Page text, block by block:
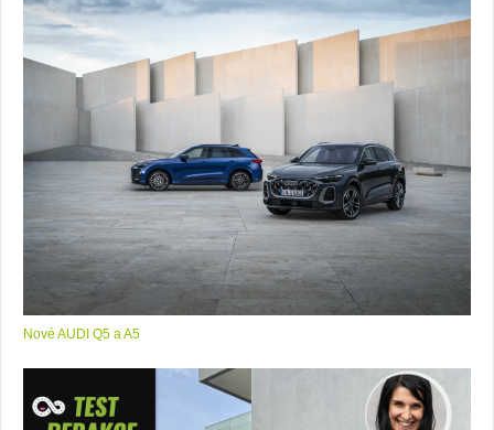
Nové AUDI Q5 a A5